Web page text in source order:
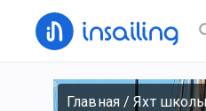
Главная/Яхт